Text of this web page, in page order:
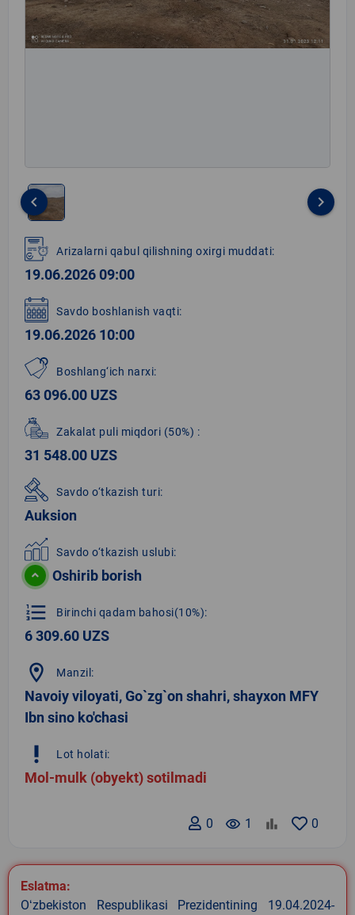
1
of
1
keyboard_arrow_left keyboard_arrow_right
Arizalarni qabul qilishning oxirgi muddati:
19.06.2026 09:00
Savdo boshlanish vaqti:
19.06.2026 10:00
Boshlang‘ich narxi:
63 096.00 UZS
Zakalat puli miqdori (50%) :
31 548.00 UZS
Savdo o‘tkazish turi:
Auksion
Savdo o‘tkazish uslubi:
Oshirib borish
format_list_numbered Birinchi qadam bahosi(10%):
6 309.60 UZS
location_on Manzil:
Navoiy viloyati, Go`zg`on shahri, shayxon MFY
Ibn sino ko'chasi
priority_high Lot holati:
Mol-mulk (obyekt) sotilmadi
0
remove_red_eye 1
0
Eslatma:
Oʻzbekiston Respublikasi Prezidentining 19.04.2024-